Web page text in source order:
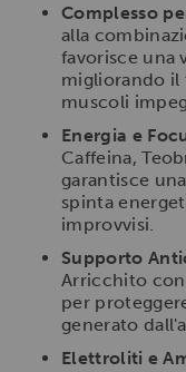
Complesso
alla
favorisce una
migliorando il
muscoli
Energia e
Caffeina,
garantisce
spinta
improvvisi.
Supporto
Arricchito con
per
generato
Elettroliti e